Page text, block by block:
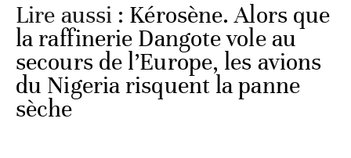
Lire aussi : Kérosène. Alors que
la raffinerie Dangote vole au
secours de l’Europe, les avions
du Nigeria risquent la panne
sèche